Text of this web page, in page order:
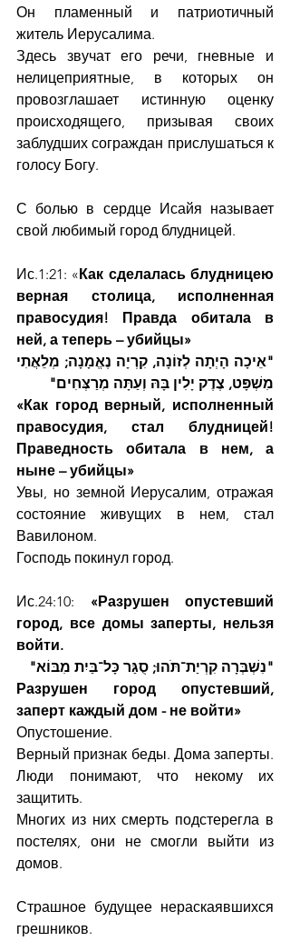
Он пламенный и патриотичный
житель Иерусалима.
Здесь звучат его речи, гневные и
нелицеприятные, в которых он
провозглашает истинную оценку
происходящего, призывая своих
заблудших сограждан прислушаться к
голосу Богу.
С болью в сердце Исайя называет
свой любимый город блудницей.
Ис.1:21: «Как сделалась блудницею
верная столица, исполненная
правосудия! Правда обитала в
ней, а теперь – убийцы»
מִשְׁפָּט, צֶדֶק יָלִין בָּהּ וְעַתָּה מְרַצְּחִים"
«Как город верный, исполненный
правосудия, стал блудницей!
Праведность обитала в нем, а
ныне – убийцы»
Увы, но земной Иерусалим, отражая
состояние живущих в нем, стал
Вавилоном.
Господь покинул город.
Ис.24:10: «Разрушен опустевший
город, все домы заперты, нельзя
войти.
"נִשְׁבְּרָה קִרְיַת־תֹּהוּ; סֻגַּר כָּל־בַּיִת מִבּוֹא"
Разрушен город опустевший,
заперт каждый дом - не войти»
Опустошение.
Верный признак беды. Дома заперты.
Люди понимают, что некому их
защитить.
Многих из них смерть подстерегла в
постелях, они не смогли выйти из
домов.
Страшное будущее нераскаявшихся
грешников.